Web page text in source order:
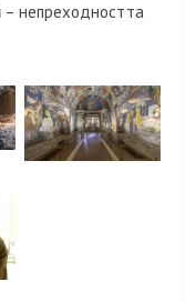
– непреходността